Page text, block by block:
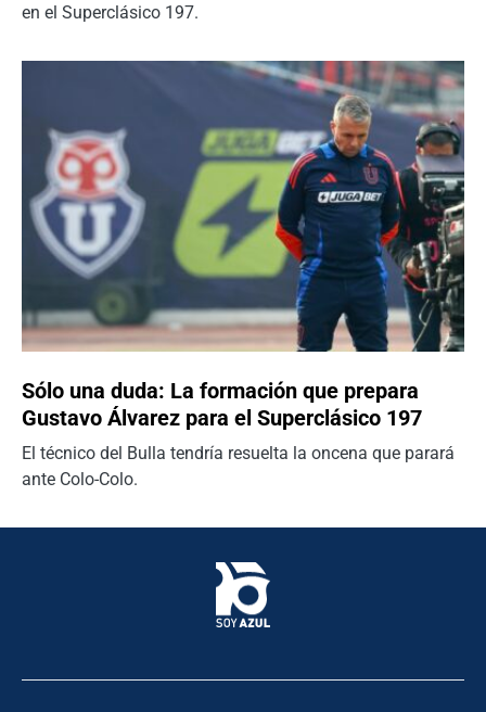
en el Superclásico 197.
Sólo una duda: La formación que prepara
Gustavo Álvarez para el Superclásico 197
El técnico del Bulla tendría resuelta la oncena que parará
ante Colo-Colo.